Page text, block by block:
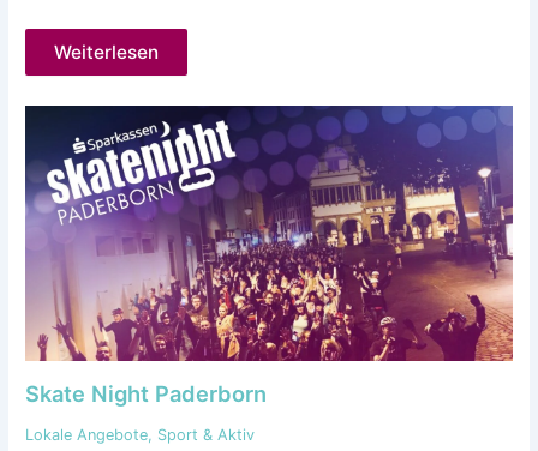
Weiterlesen
Skate Night Paderborn
Lokale Angebote, Sport & Aktiv